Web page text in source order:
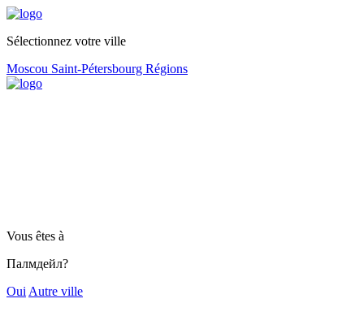
Sélectionnez votre ville
Moscou Saint-Pétersbourg Régions
Vous êtes à
Палмдейл?
Oui Autre ville